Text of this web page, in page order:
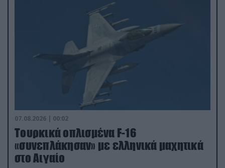
07.08.2026 | 00:02
Τουρκικά οπλισμένα F-16
«συνεπλάκησαν» με ελληνικά μαχητικά
στο Αιγαίο